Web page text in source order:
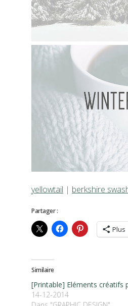
yellowtail | berkshire
Partager :
Plus
Similaire
[Printable] Eléments créatifs
14-12-2014